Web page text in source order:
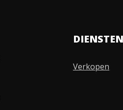
DIENSTEN
Verkopen